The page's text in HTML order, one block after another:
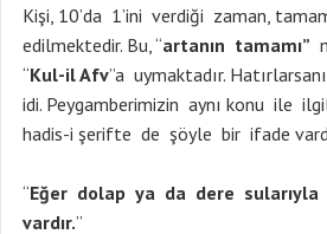
Kişi, 10’da 1’ini verdiği zaman,
edilmektedir. Bu, “artanın tamamı”
“Kul-il Afv”a uymaktadır.
idi. Peygamberimizin aynı konu ile
hadis-i şerifte de şöyle bir ifade
“Eğer dolap ya da dere sularıyla
vardır.”